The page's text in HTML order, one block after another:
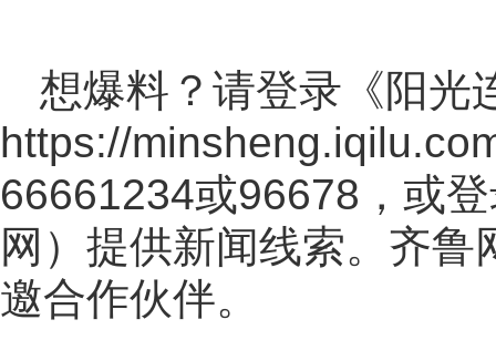
想爆料？请登录《阳光
https://
66661234或96678，或
网 ）提供新闻线索。齐鲁
邀合作伙伴。